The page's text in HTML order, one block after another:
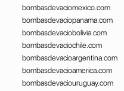
bombasdevaciomexico.com
bombasdevaciopanama.com
bombasdevaciobolivia.com
bombasdevaciochile.com
bombasdevacioargentina.com
bombasdevacioamerica.com
bombasdevaciouruguay.com